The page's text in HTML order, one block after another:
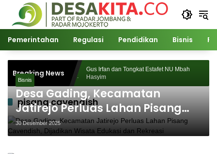
Langsung
konten
Pemerintahan Regulasi Pendidikan Bisnis
Breaking News
Digelar,
Gus Irfan dan Tongkat Estafet NU Mbah
Hasyim
pisang cavendish
Bisnis
Desa Gading, Kecamatan
Jatirejo Perluas Lahan Pisang
Cavendish, Dijadikan Wisata
Edukasi dan Rekreasi
30 Desember 2025